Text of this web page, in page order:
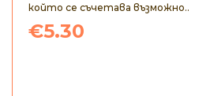
който се съчетава възможно..
€5.30